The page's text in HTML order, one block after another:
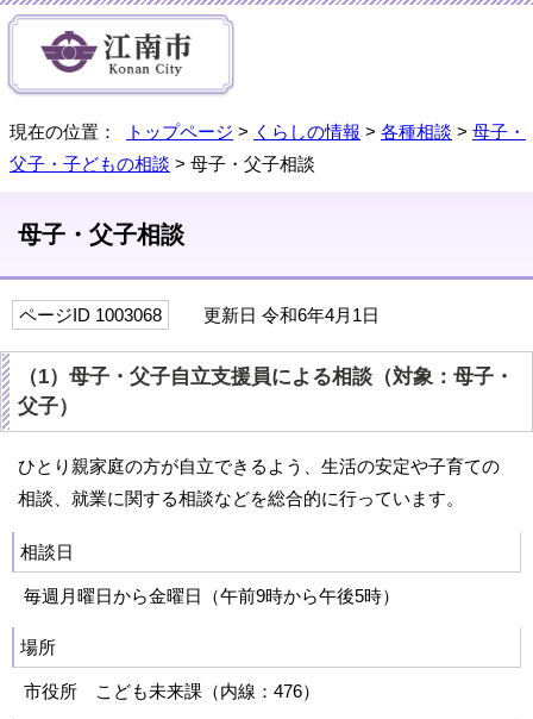
現在の位置： トップページ > くらしの情報 > 各種相談 > 母子・
父子・子どもの相談 > 母子・父子相談
母子・父子相談
ページID 1003068 更新日 令和6年4月1日
（1）母子・父子自立支援員による相談（対象：母子・
父子）
ひとり親家庭の方が自立できるよう、生活の安定や子育ての
相談、就業に関する相談などを総合的に行っています。
相談日
毎週月曜日から金曜日（午前9時から午後5時）
場所
市役所 こども未来課（内線：476）